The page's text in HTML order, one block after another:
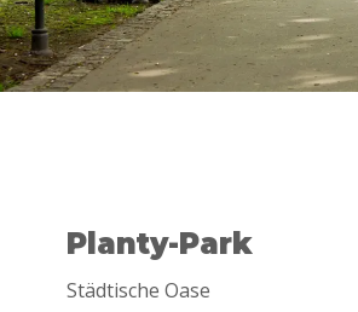
Planty-Park
Städtische Oase